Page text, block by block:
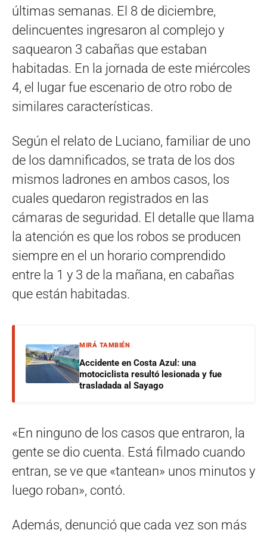
últimas semanas. El 8 de diciembre,
delincuentes ingresaron al complejo y
saquearon 3 cabañas que estaban
habitadas. En la jornada de este miércoles
4, el lugar fue escenario de otro robo de
similares características.
Según el relato de Luciano, familiar de uno
de los damnificados, se trata de los dos
mismos ladrones en ambos casos, los
cuales quedaron registrados en las
cámaras de seguridad. El detalle que llama
la atención es que los robos se producen
siempre en el un horario comprendido
entre la 1 y 3 de la mañana, en cabañas
que están habitadas.
MIRÁ TAMBIÉN
Accidente en Costa Azul: una
motociclista resultó lesionada y fue
trasladada al Sayago
«En ninguno de los casos que entraron, la
gente se dio cuenta. Está filmado cuando
entran, se ve que «tantean» unos minutos y
luego roban», contó.
Además, denunció que cada vez son más